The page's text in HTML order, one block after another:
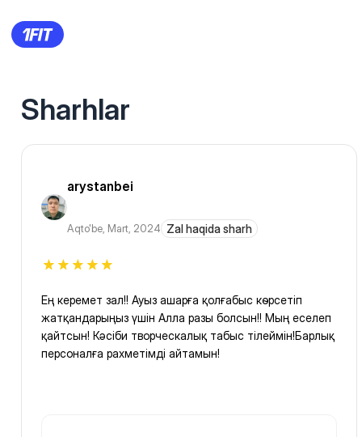
Sharhlar
arystanbei
Aqto'be, Mart, 2024 Zal haqida sharh
Ең керемет зал!! Ауыз ашарға қолғабыс көрсетіп
жатқандарыңыз үшін Алла разы болсын!! Мың еселеп
қайтсын! Кәсіби творческалық табыс тілеймін!Барлық
персоналға рахметімді айтамын!